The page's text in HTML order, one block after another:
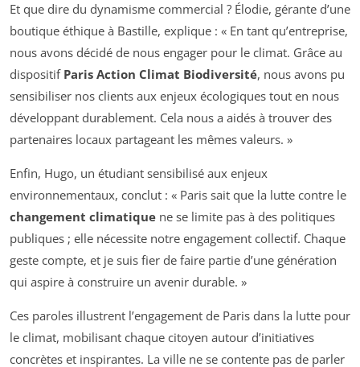
Et que dire du dynamisme commercial ? Élodie, gérante d’une
boutique éthique à Bastille, explique : « En tant qu’entreprise,
nous avons décidé de nous engager pour le climat. Grâce au
dispositif Paris Action Climat Biodiversité, nous avons pu
sensibiliser nos clients aux enjeux écologiques tout en nous
développant durablement. Cela nous a aidés à trouver des
partenaires locaux partageant les mêmes valeurs. »
Enfin, Hugo, un étudiant sensibilisé aux enjeux
environnementaux, conclut : « Paris sait que la lutte contre le
changement climatique ne se limite pas à des politiques
publiques ; elle nécessite notre engagement collectif. Chaque
geste compte, et je suis fier de faire partie d’une génération
qui aspire à construire un avenir durable. »
Ces paroles illustrent l’engagement de Paris dans la lutte pour
le climat, mobilisant chaque citoyen autour d’initiatives
concrètes et inspirantes. La ville ne se contente pas de parler